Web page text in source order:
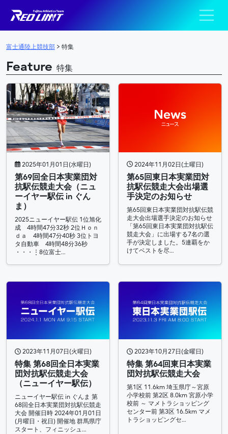
メインナビゲーション
陸上競技部 –
富士通陸上競技部 > 特集
Feature 特集
2025年01月01日(水曜日)
第69回全日本実業団対
抗駅伝競走大会（ニュ
ーイヤー駅伝 in ぐん
ま）
2025ニューイヤー駅伝 1位旭化
成 4時間47分32秒 2位Ｈｏｎ
ｄａ 4時間47分40秒 3位トヨ
タ自動車 4時間48分36秒
・・・⋮8位富士…
2024年11月02日(土曜日)
第65回東日本実業団対
抗駅伝競走大会出場選
手決定のお知らせ
第65回東日本実業団対抗駅伝競
走大会出場選手決定のお知らせ
「第65回東日本実業団対抗駅伝
競走大会」に出場する7名の選
手が決定しました。5連覇をか
けてベストを尽…
2023年11月07日(火曜日)
特集 第68回全日本実業
団対抗駅伝競走大会
（ニューイヤー駅伝）
ニューイヤー駅伝 in ぐんま 第
68回全日本実業団対抗駅伝競走
大会 開催日時 2024年01月01日
(月曜日・祝日) 開催地 群馬県庁
スタート、フィニッシュ…
2023年10月27日(金曜日)
特集 第64回東日本実業
団対抗駅伝競走大会
第1区 11.6km 埼玉県庁～宮原
小学校前 第2区 8.0km 宮原小学
校前 ～ マメトラショッピング
センター前 第3区 16.5km マメ
トラショッピングセ…